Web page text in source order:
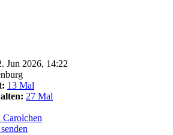
Jun 2026, 14:22
13 Mal
27 Mal
Carolchen